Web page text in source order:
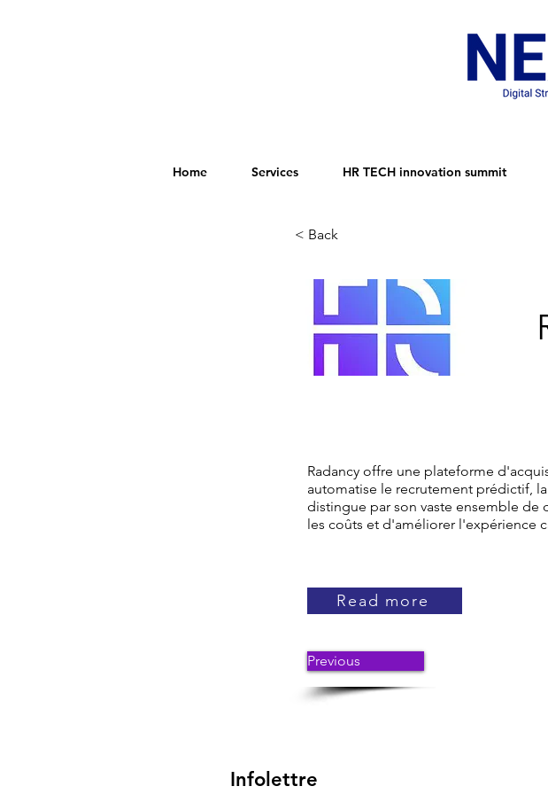
Home Services HR TECH innovation summit
< Back
Radancy offre une plateforme
automatise le recrutement prédictif,
distingue par son vaste ensemble
les coûts et d'améliorer l'expérience
Read more
Previous
Infolettre